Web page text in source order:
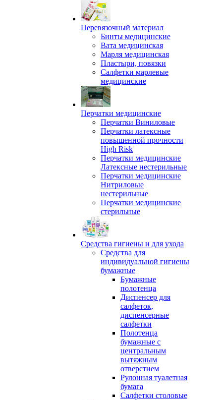
Перевязочный материал
Бинты медицинские
Вата медицинская
Марля медицинская
Пластыри, повязки
Салфетки марлевые
медицинские
Перчатки медицинские
Перчатки Виниловые
Перчатки латексные
повышенной прочности
High Risk
Перчатки медицинские
Латексные нестерильные
Перчатки медицинские
Нитриловые
нестерильные
Перчатки медицинские
стерильные
Средства гигиены и для ухода
Средства для
индивидуальной гигиены
бумажные
Бумажные
полотенца
Диспенсер для
салфеток,
диспенсерные
салфетки
Полотенца
бумажные с
центральным
вытяжным
отверстием
Рулонная туалетная
бумага
Салфетки столовые